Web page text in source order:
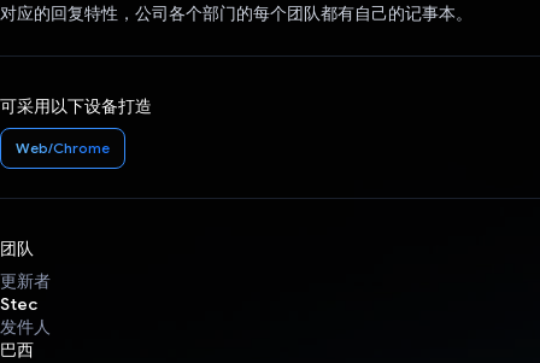
对应的回复特性，公司各个部门的每个团队都有自己的记事本。
可采用以下设备打造
Web/Chrome
团队
更新者
Stec
发件人
巴西